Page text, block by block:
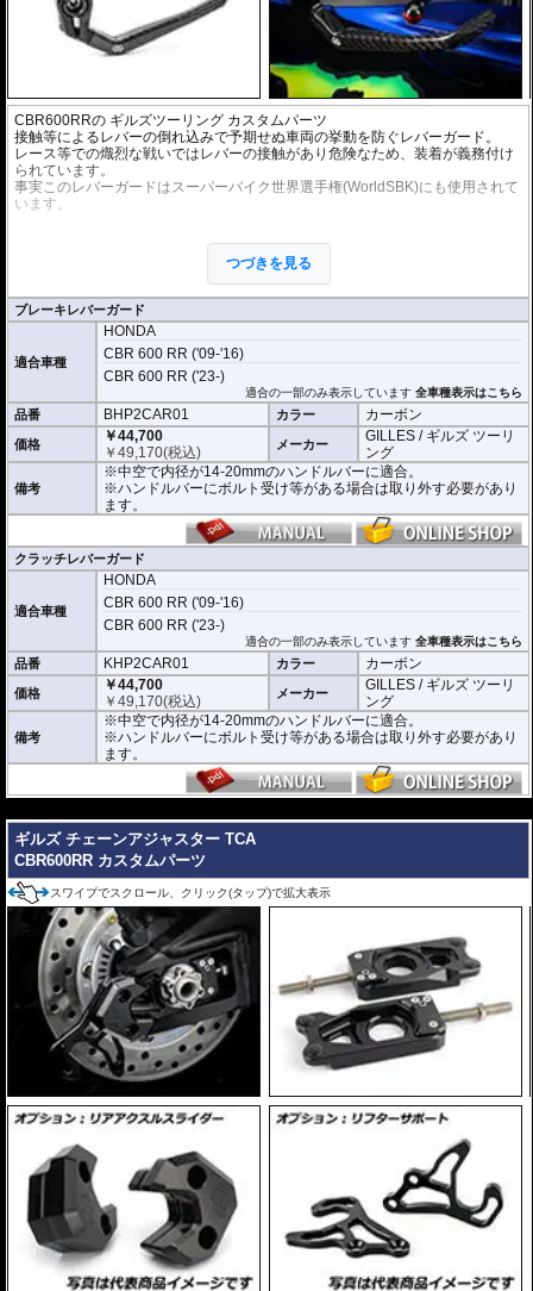
CBR600RRの ギルズツーリング カスタムパーツ
接触等によるレバーの倒れ込みで予期せぬ車両の挙動を防ぐレバーガード。
レース等での熾烈な戦いではレバーの接触があり危険なため、装着が義務付け
られています。
事実このレバーガードはスーパーバイク世界選手権(WorldSBK)にも使用されて
います。
構造、素材すべてにおいて、さらなる改良が加えられています。
これまでのレバーガードと同様に2ピース構造を採用。
本体はアルミビレットからの削り出しで、ブラックハードアルマイト処理を施
しました。
プロテクションピースは高品質カーボンを使用。
軽量化と剛性、柔軟性を高い次元でバランスさせることに成功しました。
開き角の調節も可能。調節幅は内側、外側へ5°(先端で約13mm)あり、アジャス
トレバーの使用時などにも対応します。
※写真はシリーズ代表イメージです。車種により形状、デザインが異なる場合
があります。
つづきを見る
ブレーキレバーガード
適合車種
HONDA
CBR 600 RR ('09-'16)
CBR 600 RR ('23-)
適合の一部のみ表示しています全車種表示はこちら
品番 BHP2CAR01 カラー カーボン
価格
￥44,700
￥49,170(税込) メーカー
GILLES / ギルズ ツーリ
ング
備考
※中空で内径が14-20mmのハンドルバーに適合。
※ハンドルバーにボルト受け等がある場合は取り外す必要があり
ます。
クラッチレバーガード
適合車種
HONDA
CBR 600 RR ('09-'16)
CBR 600 RR ('23-)
適合の一部のみ表示しています全車種表示はこちら
品番 KHP2CAR01 カラー カーボン
価格
￥44,700
￥49,170(税込) メーカー
GILLES / ギルズ ツーリ
ング
備考
※中空で内径が14-20mmのハンドルバーに適合。
※ハンドルバーにボルト受け等がある場合は取り外す必要があり
ます。
ギルズ チェーンアジャスター TCA
CBR600RR カスタムパーツ
スワイプでスクロール、クリック(タップ)で拡大表示